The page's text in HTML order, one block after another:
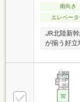
南向き
エレベータ
JR北陸新
が揃う好立